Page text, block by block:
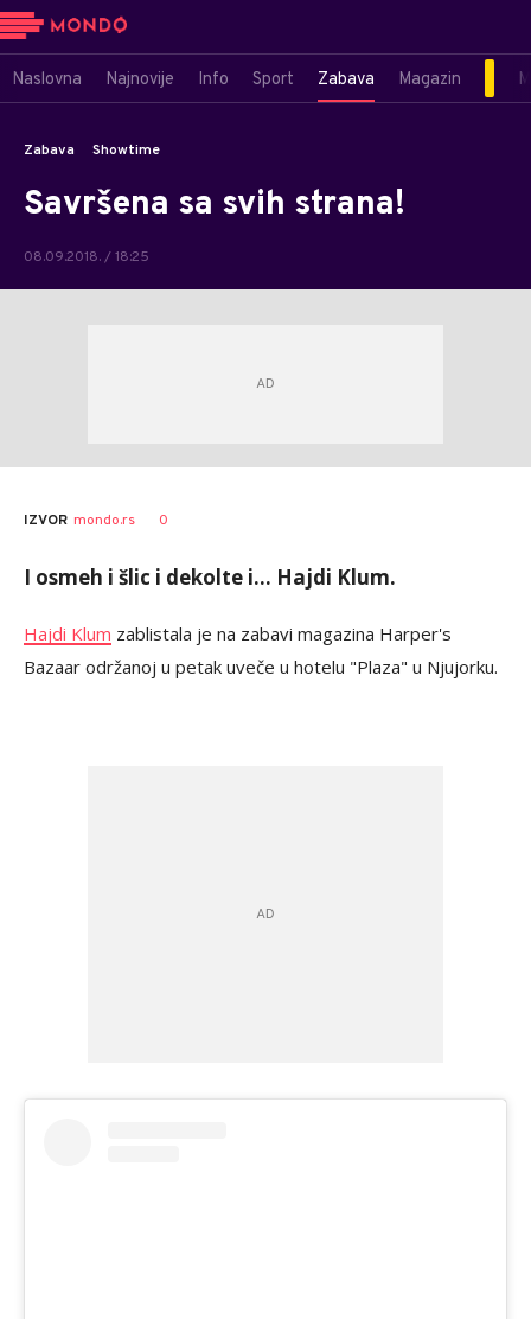
Naslovna Najnovije Info Sport Zabava Magazin
Zabava Showtime
Savršena sa svih strana!
08.09.2018. / 18:25
IZVOR mondo.rs 0
I osmeh i šlic i dekolte i… Hajdi Klum.
Hajdi Klum zablistala je na zabavi magazina Harper's
Bazaar održanoj u petak uveče u hotelu "Plaza" u Njujorku.